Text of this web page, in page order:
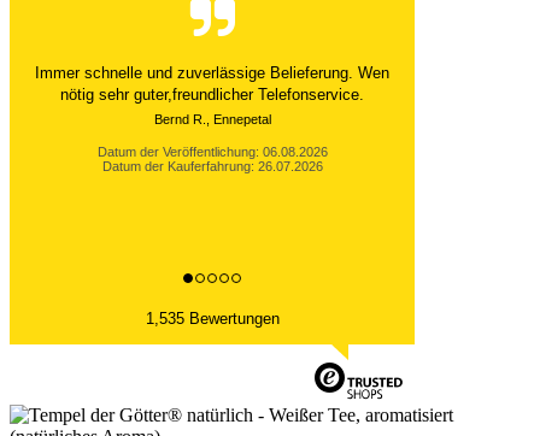
Der Versand ist immer innerhalb von 24 Stunden
abgewickelt. Grossartig. Ich liebe die 1kg
Alubeutel.
Datum der Veröffentlichung: 06.08.2026
Datum der Kauferfahrung: 27.07.2026
1,535 Bewertungen